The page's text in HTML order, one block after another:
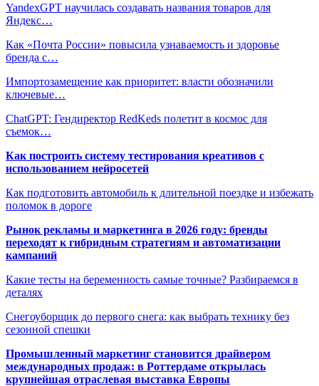
YandexGPT научилась создавать названия товаров для
Яндекс…
Как «Почта России» повысила узнаваемость и здоровье
бренда с…
Импортозамещение как приоритет: власти обозначили
ключевые…
ChatGPT: Гендиректор RedKeds полетит в космос для
съемок…
Как построить систему тестирования креативов с
использованием нейросетей
Как подготовить автомобиль к длительной поездке и избежать
поломок в дороге
Рынок рекламы и маркетинга в 2026 году: бренды
переходят к гибридным стратегиям и автоматизации
кампаний
Какие тесты на беременность самые точные? Разбираемся в
деталях
Снегоуборщик до первого снега: как выбрать технику без
сезонной спешки
Промышленный маркетинг становится драйвером
международных продаж: в Роттердаме открылась
крупнейшая отраслевая выставка Европы